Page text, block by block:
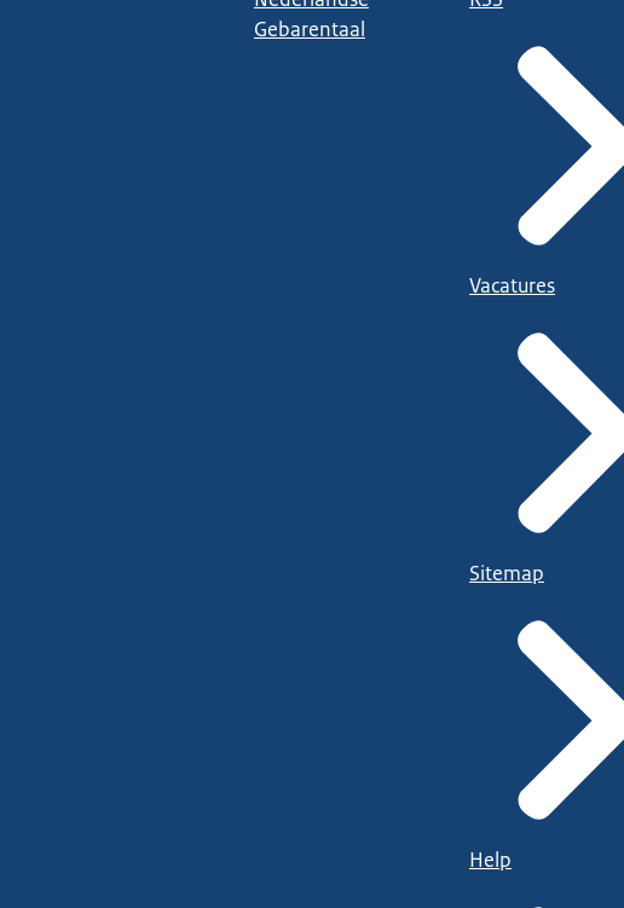
Gebarentaal
Vacatures
Sitemap
Help